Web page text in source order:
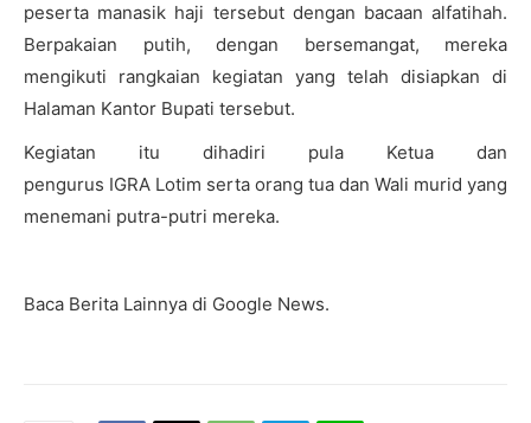
peserta manasik haji tersebut dengan bacaan alfatihah.
Berpakaian putih, dengan bersemangat, mereka
mengikuti rangkaian kegiatan yang telah disiapkan di
Halaman Kantor Bupati tersebut.
Kegiatan itu dihadiri pula Ketua dan
pengurus IGRA Lotim serta orang tua dan Wali murid yang
menemani putra-putri mereka.
Baca Berita Lainnya di Google News.